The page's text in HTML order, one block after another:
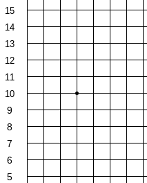
15
14
13
12
11
10
9
8
7
6
5